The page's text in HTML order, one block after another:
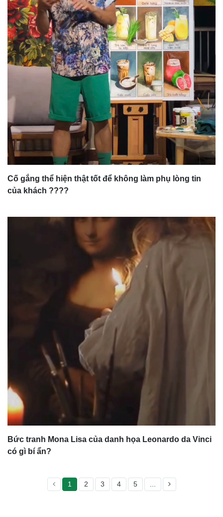
Cố gắng thể hiện thật tốt để không làm phụ lòng tin
của khách ????
Bức tranh Mona Lisa của danh họa Leonardo da Vinci
có gì bí ẩn?
1 2 3 4 5